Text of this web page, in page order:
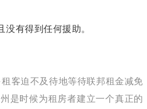
有得到任何援助。
客迫不及待地等待联邦租金减免
是时候为租房者建立一个真正的